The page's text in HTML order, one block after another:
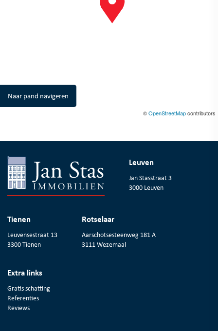
Naar pand navigeren
©OpenStreetMapcontributors
Leuven
Jan Stasstraat 3
3000 Leuven
Tienen
Leuvensestraat 13
3300 Tienen
Rotselaar
Aarschotsesteenweg 181 A
3111 Wezemaal
Extra links
Gratis schatting
Referenties
Reviews